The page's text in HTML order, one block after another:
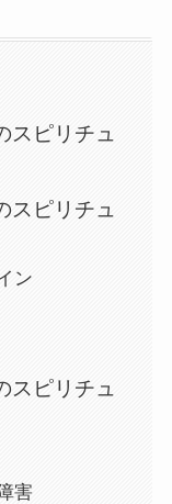
スピリチュ
スピリチュ
ン
スピリチュ
害